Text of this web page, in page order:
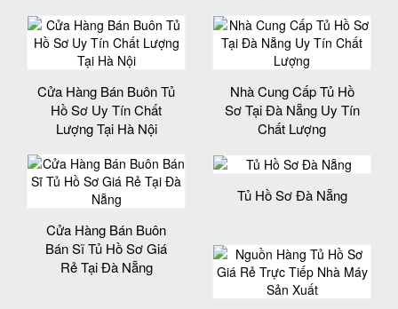
Cửa Hàng Bán Buôn Tủ
Hồ Sơ Uy Tín Chất
Lượng Tại Hà Nội
Nhà Cung Cấp Tủ Hồ
Sơ Tại Đà Nẵng Uy Tín
Chất Lượng
Cửa Hàng Bán Buôn
Bán Sĩ Tủ Hồ Sơ Giá
Rẻ Tại Đà Nẵng
Tủ Hồ Sơ Đà Nẵng